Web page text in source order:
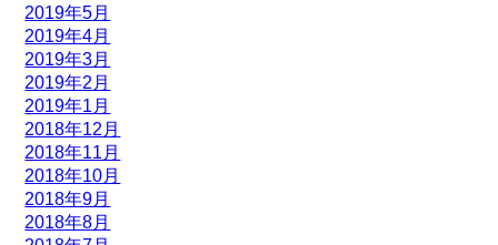
2019年5月
2019年4月
2019年3月
2019年2月
2019年1月
2018年12月
2018年11月
2018年10月
2018年9月
2018年8月